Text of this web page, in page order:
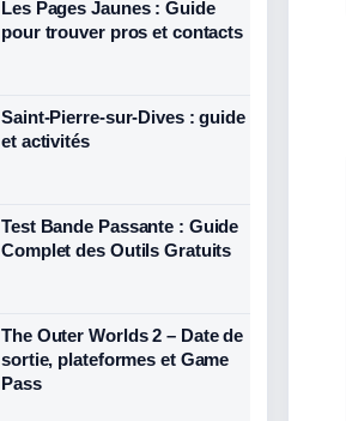
Les Pages Jaunes : Guide
pour trouver pros et contacts
Saint-Pierre-sur-Dives : guide
et activités
Test Bande Passante : Guide
Complet des Outils Gratuits
The Outer Worlds 2 – Date de
sortie, plateformes et Game
Pass